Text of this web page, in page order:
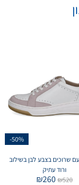
-50%
שרוכים בצבע לבן בשילוב
ורוד עתיק
₪520
₪260